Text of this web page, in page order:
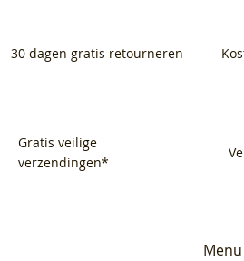
30 dagen gratis retourneren
Gratis veilige
verzendingen*
Menu